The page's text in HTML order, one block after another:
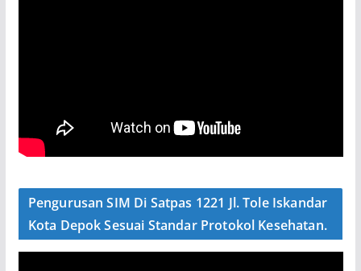
Pengurusan SIM Di Satpas 1221 Jl. Tole Iskandar
Kota Depok Sesuai Standar Protokol Kesehatan.